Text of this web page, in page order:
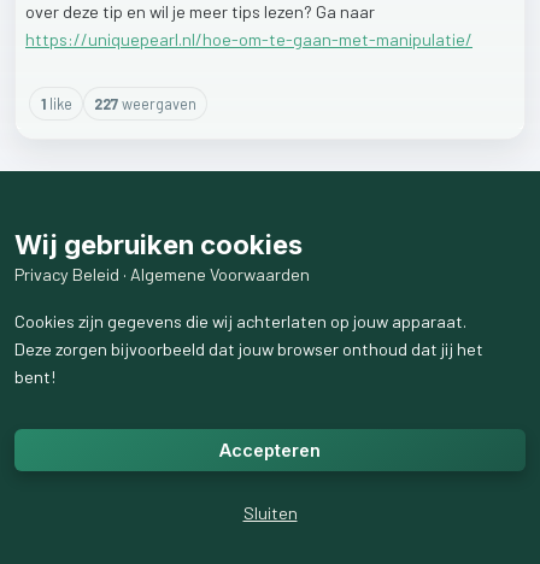
over deze tip en wil je meer tips lezen? Ga naar
https://uniquepearl.nl/hoe-om-te-gaan-met-manipulatie/
1like 227weergaven
Wij gebruiken cookies
Privacy Beleid · Algemene Voorwaarden
Cookies zijn gegevens die wij achterlaten op jouw apparaat.
Deze zorgen bijvoorbeeld dat jouw browser onthoud dat jij het
bent!
Accepteren
Sluiten